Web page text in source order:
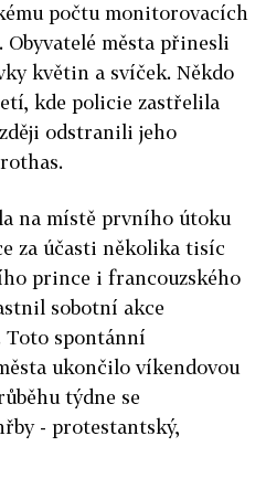
počtu monitorovacích
města přinesli
květin a svíček. Někdo
kde policie zastřelila
odstranili jeho
na místě prvního útoku
za účasti několika tisíc
prince i francouzského
sobotní akce
Toto spontánní
ukončilo víkendovou
týdne se
- protestantský,